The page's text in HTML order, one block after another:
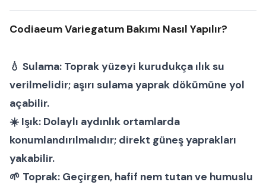
Codiaeum Variegatum Bakımı Nasıl Yapılır?
💧 Sulama: Toprak yüzeyi kurudukça ılık su
verilmelidir; aşırı sulama yaprak dökümüne yol
açabilir.
☀️ Işık: Dolaylı aydınlık ortamlarda
konumlandırılmalıdır; direkt güneş yaprakları
yakabilir.
🌱 Toprak: Geçirgen, hafif nem tutan ve humuslu